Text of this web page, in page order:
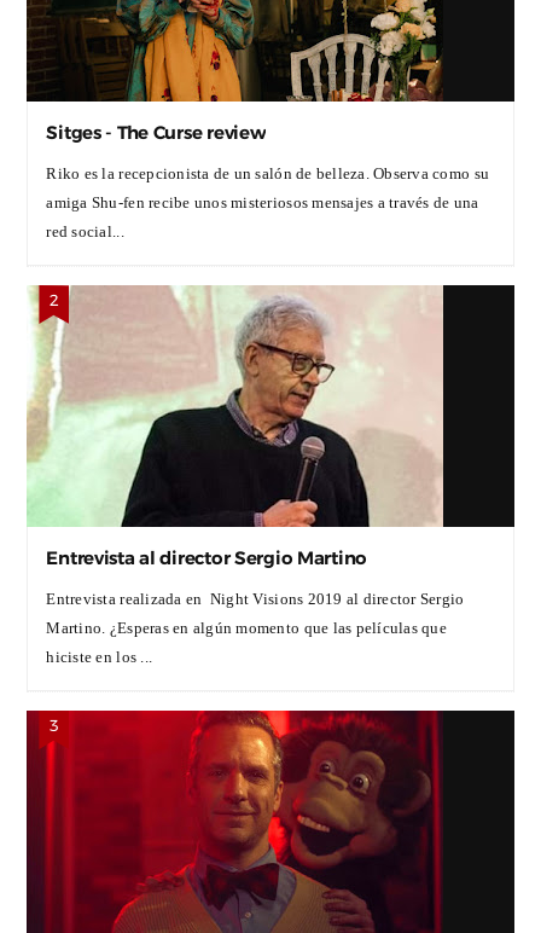
Sitges - The Curse review
Riko es la recepcionista de un salón de belleza. Observa como su
amiga Shu-fen recibe unos misteriosos mensajes a través de una
red social...
Entrevista al director Sergio Martino
Entrevista realizada en Night Visions 2019 al director Sergio
Martino. ¿Esperas en algún momento que las películas que
hiciste en los ...